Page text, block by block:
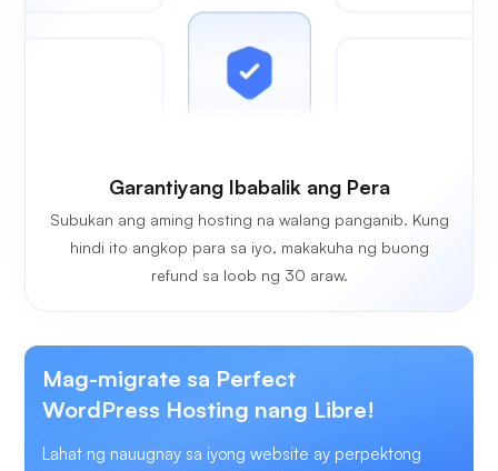
Garantiyang Ibabalik ang Pera
Subukan ang aming hosting na walang panganib. Kung
hindi ito angkop para sa iyo, makakuha ng buong
refund sa loob ng 30 araw.
Mag-migrate sa Perfect
WordPress Hosting nang Libre!
Lahat ng nauugnay sa iyong website ay perpektong